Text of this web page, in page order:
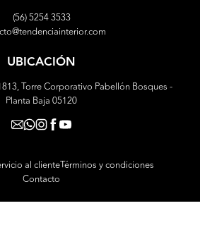
(56) 5254 3533
UBICACIÓN
Torre Corporativo Pabellón Bosques -
Planta Baja 05120
al clienteTérminos y condiciones
Contacto